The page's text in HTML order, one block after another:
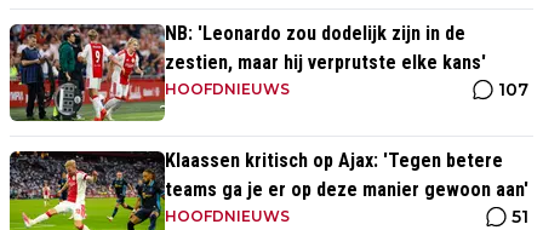
NB: 'Leonardo zou dodelijk zijn in de
zestien, maar hij verprutste elke kans'
HOOFDNIEUWS 107
Klaassen kritisch op Ajax: 'Tegen betere
teams ga je er op deze manier gewoon aan'
HOOFDNIEUWS 51